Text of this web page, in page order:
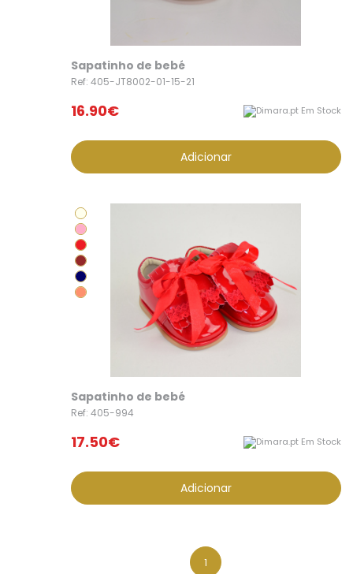
Sapatinho de bebé
Ref: 405-JT8002-01-15-21
16.90€ Em Stock
Adicionar
Sapatinho de bebé
Ref: 405-994
17.50€ Em Stock
Adicionar
1